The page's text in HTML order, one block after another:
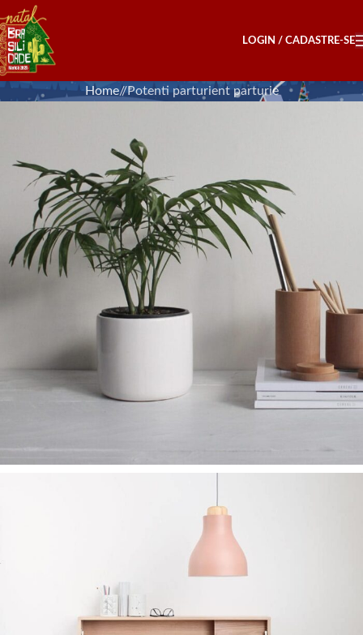
LOGIN / CADASTRE-SE
Home Potenti parturient parturie